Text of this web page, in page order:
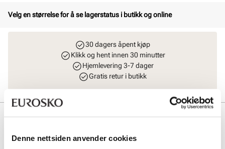
Denne nettsiden anvender cookies
Velg en størrelse for å se lagerstatus i butikk og online
30 dagers åpent kjøp
Klikk og hent innen 30 minutter
Hjemlevering 3-7 dager
Gratis retur i butikk
Beskrivelse
BIRKENSTOCK Zermatt Shearling FE Regular er en allsidig